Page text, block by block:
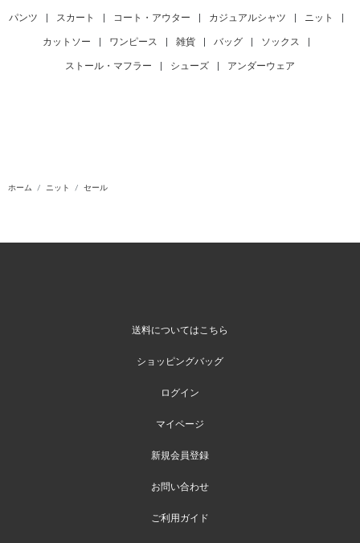
パンツ スカート コート・アウター カジュアルシャツ ニット
カットソー ワンピース 雑貨 バッグ ソックス
ストール・マフラー シューズ アンダーウェア
ホーム ニット セール
送料についてはこちら
ショッピングバッグ
ログイン
マイページ
新規会員登録
お問い合わせ
ご利用ガイド